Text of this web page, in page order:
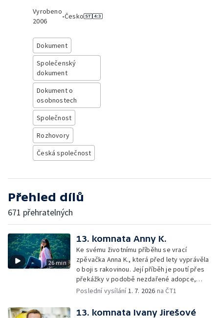
Vyrobeno
2006
•Česko
Dokument
Společenský
dokument
Dokument o
osobnostech
Společnost
Rozhovory
Česká společnost
Přehled dílů
671 přehratelných
26 min
13. komnata Anny K.
Ke svému životnímu příběhu se vrací
zpěvačka Anna K., která před lety vyprávěla
o boji s rakovinou. Její příběh je poutí přes
překážky v podobě nezdařené adopce,
druhé zhoubné nemoci, odchodu životního
vyrovnání.
Poslední vysílání1. 7. 2026 na ČT1
13. komnata Ivany Jirešové